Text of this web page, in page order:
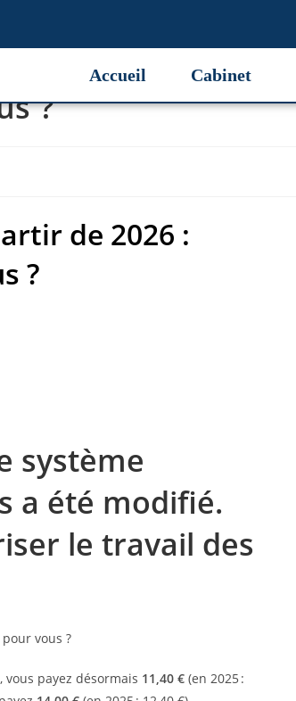
Accueil Cabinet
de 2026 :
?
de 2026 :
?
système
a été modifié.
le travail des
, vous payez désormais 11,40 €(en 2025 :